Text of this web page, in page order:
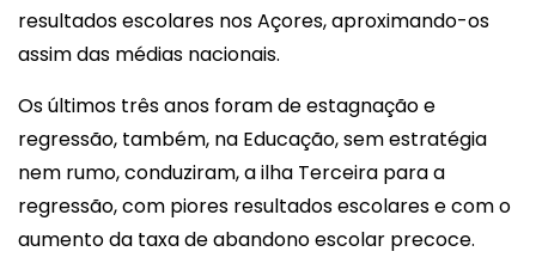
resultados escolares nos Açores, aproximando-os
assim das médias nacionais.
Os últimos três anos foram de estagnação e
regressão, também, na Educação, sem estratégia
nem rumo, conduziram, a ilha Terceira para a
regressão, com piores resultados escolares e com o
aumento da taxa de abandono escolar precoce.